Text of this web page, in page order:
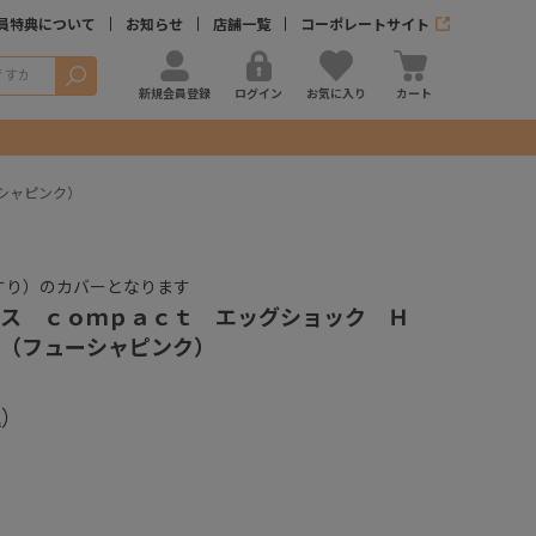
特典について お知らせ 店舗一覧 コーポレートサイト
検索
新規会員登録 ログイン お気に入り カート
ピンク）
）のカバーとなります
ｃｏｍｐａｃｔ エッグショック Ｈ
フューシャピンク）